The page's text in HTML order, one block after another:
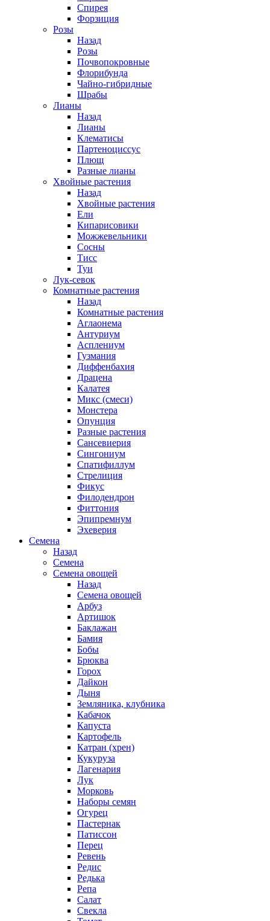
Спирея
Форзиция
Розы
Назад
Розы
Почвопокровные
Флорибунда
Чайно-гибридные
Шрабы
Лианы
Назад
Лианы
Клематисы
Партеноциссус
Плющ
Разные лианы
Хвойные растения
Назад
Хвойные растения
Ели
Кипарисовики
Можжевельники
Сосны
Тисс
Туи
Лук-севок
Комнатные растения
Назад
Комнатные растения
Аглаонема
Антуриум
Асплениум
Гузмания
Диффенбахия
Драцена
Калатея
Микс (смеси)
Монстера
Опунция
Разные растения
Сансевиерия
Сингониум
Спатифиллум
Стрелиция
Фикус
Филодендрон
Фиттония
Эпипремнум
Эхеверия
Семена
Назад
Семена
Семена овощей
Назад
Семена овощей
Арбуз
Артишок
Баклажан
Бамия
Бобы
Брюква
Горох
Дайкон
Дыня
Земляника, клубника
Кабачок
Капуста
Картофель
Катран (хрен)
Кукуруза
Лагенария
Лук
Морковь
Наборы семян
Огурец
Пастернак
Патиссон
Перец
Ревень
Редис
Редька
Репа
Салат
Свекла